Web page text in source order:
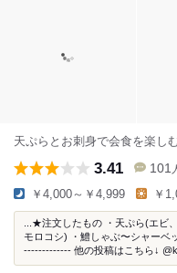
天ぷらとお刺身で会食を楽し
3.41 101
￥4,000～￥4,999 ￥
...★注文したもの ・天ぷら(エビ
モロコシ) ・鱧しゃぶ〜シャーベ
------------- 他の投稿はこちら↓